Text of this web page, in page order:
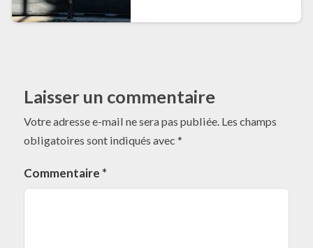
Laisser un commentaire
Votre adresse e-mail ne sera pas publiée. Les champs
obligatoires sont indiqués avec *
Commentaire *